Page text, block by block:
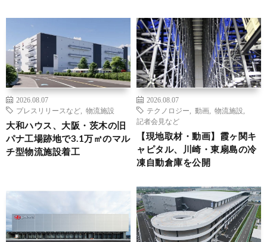
2026.08.07
プレスリリースなど
物流施設
大和ハウス、大阪・茨木の旧
パナ工場跡地で3.1万㎡のマル
チ型物流施設着工
2026.08.07
テクノロジー
動画 物流施設
記者会見など
【現地取材・動画】霞ヶ関キ
ャピタル、川崎・東扇島の冷
凍自動倉庫を公開